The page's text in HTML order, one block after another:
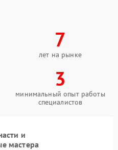
7
лет на рынке
3
минимальный опыт работы
специалистов
и
мастера